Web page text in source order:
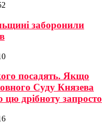
заборонили
посадять. Якщо
Суду Князева
цю дрібноту запросто